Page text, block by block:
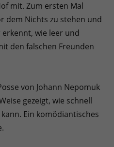
mit. Zum ersten Mal
dem Nichts zu stehen und
wie leer und
den falschen Freunden
von Johann Nepomuk
gezeigt, wie schnell
Ein komödiantisches